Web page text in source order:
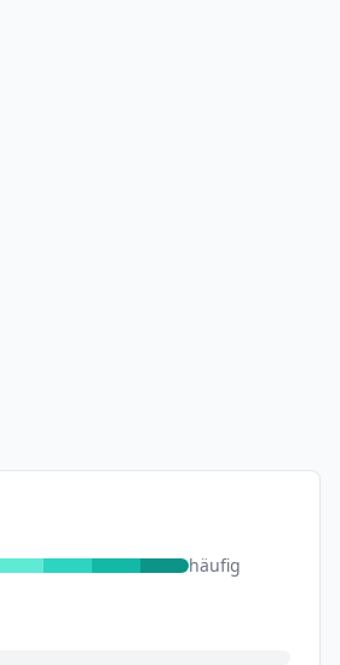
häufig